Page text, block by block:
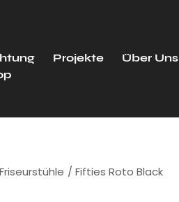
Projekte Über Uns
Friseurstühle Fifties Roto Black